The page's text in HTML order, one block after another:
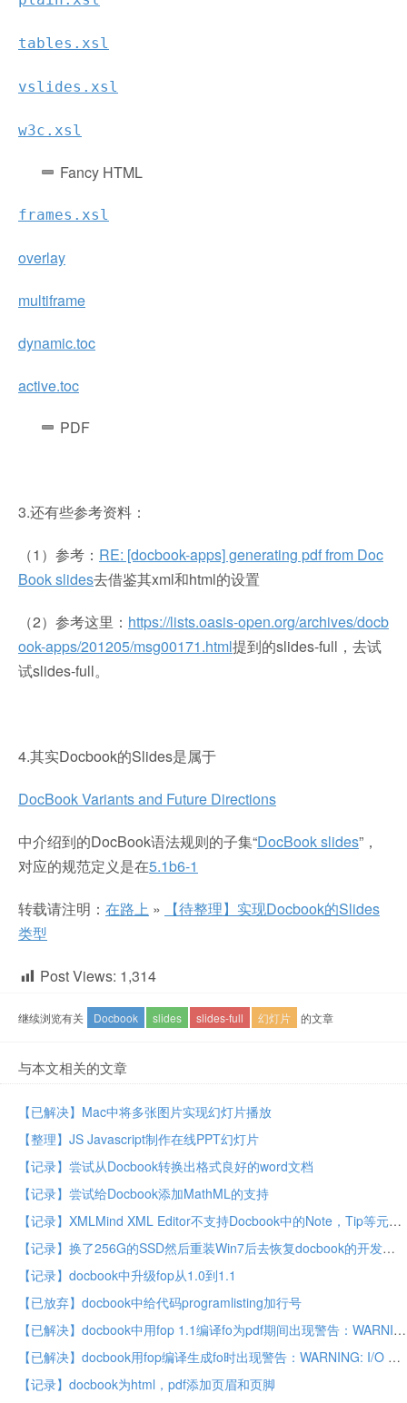
tables.xsl
vslides.xsl
w3c.xsl
Fancy HTML
frames.xsl
overlay
multiframe
dynamic.toc
active.toc
PDF
3.还有些参考资料：
（1）参考： RE: [docbook-apps] generating pdf from Doc
Book slides去借鉴其xml和html的设置
（2）参考这里： https://lists.oasis-open.org/archives/docb
ook-apps/201205/msg00171.html提到的slides-full，去试
试slides-full。
4.其实Docbook的Slides是属于
DocBook Variants and Future Directions
中介绍到的DocBook语法规则的子集“DocBook slides”，
对应的规范定义是在5.1b6-1
转载请注明： 在路上 »
【待整理】实现Docbook的Slides
类型
Post Views: 1,314
继续浏览有关 Docbook slides slides-full 幻灯片 的文章
与本文相关的文章
【已解决】Mac中将多张图片实现幻灯片播放
【整理】JS Javascript制作在线PPT幻灯片
【记录】尝试从Docbook转换出格式良好的word文档
【记录】尝试给Docbook添加MathML的支持
【记录】XMLMind XML Editor不支持Docbook中的Note，Tip等元素的title属性
【记录】换了256G的SSD然后重装Win7后去恢复docbook的开发环境
【记录】docbook中升级fop从1.0到1.1
【已放弃】docbook中给代码programlisting加行号
【已解决】docbook中用fop 1.1编译fo为pdf期间出现警告：WARNING: The font directory file:///c:/windows/fonts/ could not be found.
【已解决】docbook用fop编译生成fo时出现警告：WARNING: I/O exception while reading font cache (org.apache.fop.fonts.EmbedFontInfo; local class incompatible: stream classdesc serialVersionUID = 8755432068669997368, local class serialVersionUID = 8755432068669997369). Discarding font cache file.
【记录】docbook为html，pdf添加页眉和页脚